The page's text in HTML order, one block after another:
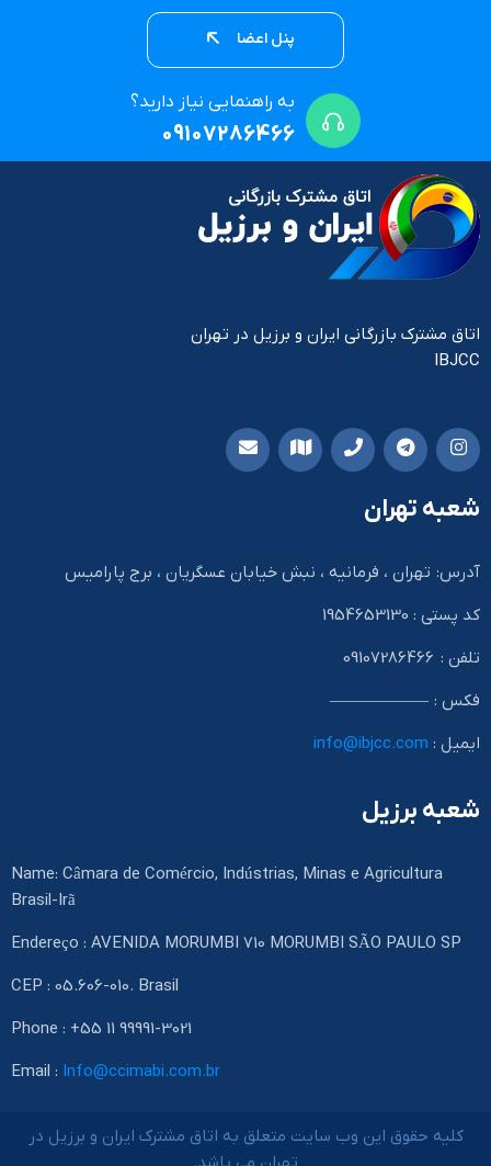
پنل اعضا
به راهنمایی نیاز دارید؟
09107286466
اتاق مشترک بازرگانی ایران و برزیل در تهران
IBJCC
شعبه تهران
آدرس: تهران ، فرمانیه ، نبش خیابان عسگریان ، برج پارامیس
کد پستی : 1954653130
تلفن : 09107286466
فکس : ——————
ایمیل : info@ibjcc.com
شعبه برزیل
Name: Câmara de Comércio, Indústrias, Minas e Agricultura
Brasil-Irã
Endereço : AVENIDA MORUMBI 710 MORUMBI SÃO PAULO SP
CEP : 05.606-010. Brasil
Phone : +55 11 99991-3021
Email : Info@ccimabi.com.br
کلیه حقوق این وب سایت متعلق به اتاق مشترک ایران و برزیل در